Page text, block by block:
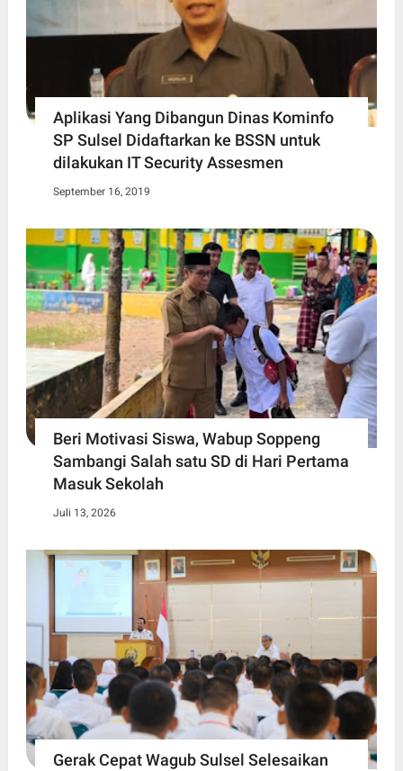
Aplikasi Yang Dibangun Dinas Kominfo
SP Sulsel Didaftarkan ke BSSN untuk
dilakukan IT Security Assesmen
September 16, 2019
Beri Motivasi Siswa, Wabup Soppeng
Sambangi Salah satu SD di Hari Pertama
Masuk Sekolah
Juli 13, 2026
Gerak Cepat Wagub Sulsel Selesaikan